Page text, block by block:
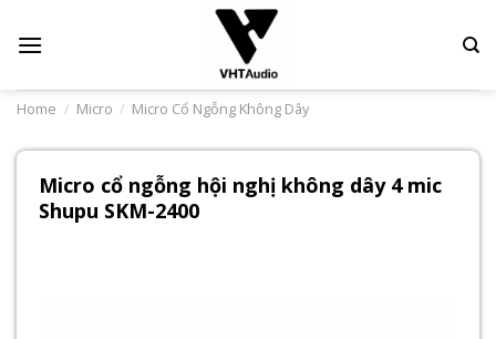
Home / Micro / Micro Cổ Ngỗng Không Dây
Micro cổ ngỗng hội nghị không dây 4 mic
Shupu SKM-2400